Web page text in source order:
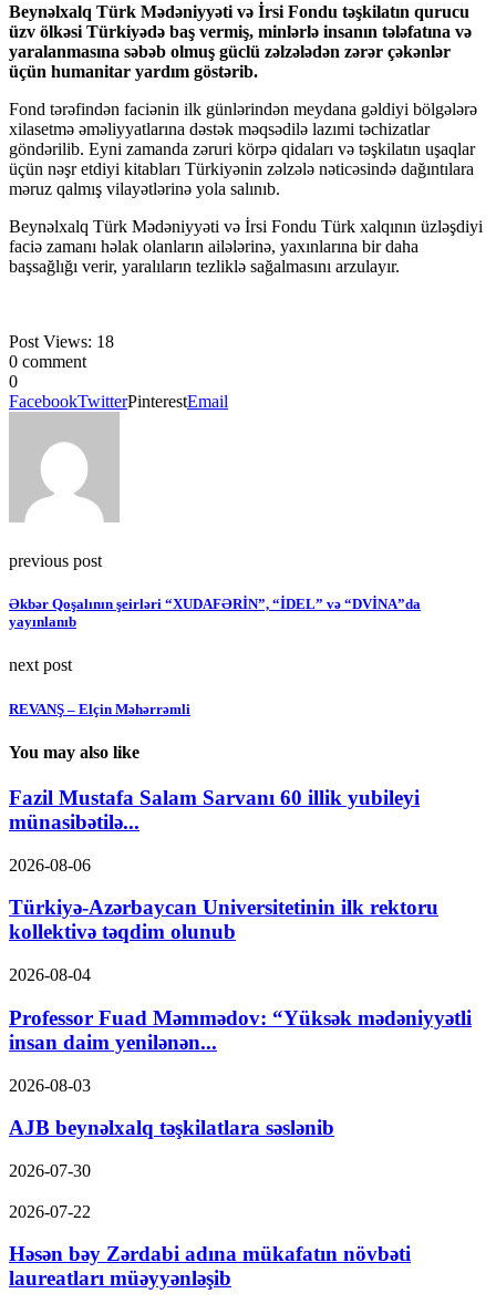
Beynəlxalq Türk Mədəniyyəti və İrsi Fondu təşkilatın qurucu
üzv ölkəsi Türkiyədə baş vermiş, minlərlə insanın tələfatına və
yaralanmasına səbəb olmuş güclü zəlzələdən zərər çəkənlər
üçün humanitar yardım göstərib.
Fond tərəfindən faciənin ilk günlərindən meydana gəldiyi bölgələrə
xilasetmə əməliyyatlarına dəstək məqsədilə lazımi təchizatlar
göndərilib. Eyni zamanda zəruri körpə qidaları və təşkilatın uşaqlar
üçün nəşr etdiyi kitabları Türkiyənin zəlzələ nəticəsində dağıntılara
məruz qalmış vilayətlərinə yola salınıb.
Beynəlxalq Türk Mədəniyyəti və İrsi Fondu Türk xalqının üzləşdiyi
faciə zamanı həlak olanların ailələrinə, yaxınlarına bir daha
başsağlığı verir, yaralıların tezliklə sağalmasını arzulayır.
Post Views: 18
0 comment
0
FacebookTwitterPinterestEmail
previous post
Əkbər Qoşalının şeirləri “XUDAFƏRİN”, “İDEL” və “DVİNA”da
yayınlanıb
next post
REVANŞ – Elçin Məhərrəmli
You may also like
Fazil Mustafa Salam Sarvanı 60 illik yubileyi
münasibətilə...
2026-08-06
Türkiyə-Azərbaycan Universitetinin ilk rektoru
kollektivə təqdim olunub
2026-08-04
Professor Fuad Məmmədov: “Yüksək mədəniyyətli
insan daim yenilənən...
2026-08-03
AJB beynəlxalq təşkilatlara səslənib
2026-07-30
2026-07-22
Həsən bəy Zərdabi adına mükafatın növbəti
laureatları müəyyənləşib